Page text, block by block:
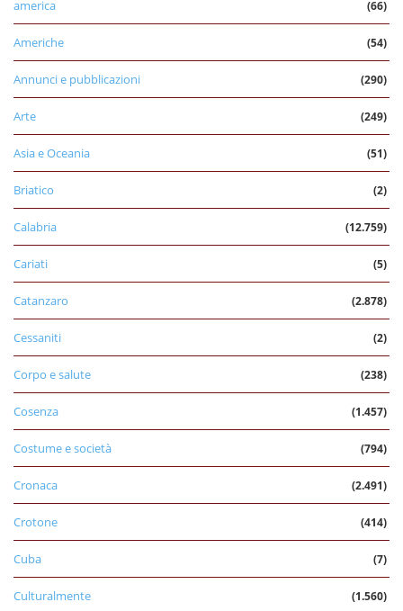
america (66)
Americhe (54)
Annunci e pubblicazioni (290)
Arte (249)
Asia e Oceania (51)
Briatico (2)
Calabria (12.759)
Cariati (5)
Catanzaro (2.878)
Cessaniti (2)
Corpo e salute (238)
Cosenza (1.457)
Costume e società (794)
Cronaca (2.491)
Crotone (414)
Cuba (7)
Culturalmente (1.560)